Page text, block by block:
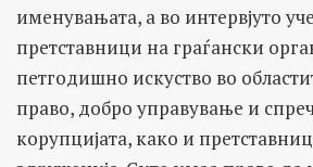
именувањата, а во интервјуто
претставници на граѓански
петгодишно искуство во
право, добро управување и
корупцијата, како и